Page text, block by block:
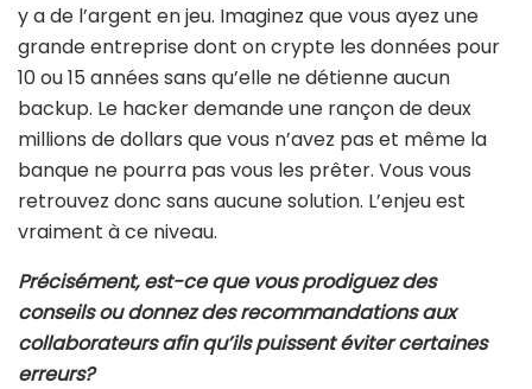
y a de l’argent en jeu. Imaginez que vous ayez une
grande entreprise dont on crypte les données pour
10 ou 15 années sans qu’elle ne détienne aucun
backup. Le hacker demande une rançon de deux
millions de dollars que vous n’avez pas et même la
banque ne pourra pas vous les prêter. Vous vous
retrouvez donc sans aucune solution. L’enjeu est
vraiment à ce niveau.
Précisément, est-ce que vous prodiguez des
conseils ou donnez des recommandations aux
collaborateurs afin qu’ils puissent éviter certaines
erreurs?